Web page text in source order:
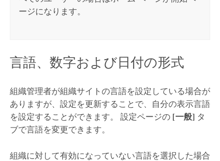
ージになります。
言語、数字および日付の形式
組織管理者が組織サイトの言語を設定している場合が
ありますが、設定を更新することで、自分の表示言語
を設定することができます。 設定ページの [一般] タ
ブで言語を変更できます。
組織に対して有効になっていない言語を選択した場合